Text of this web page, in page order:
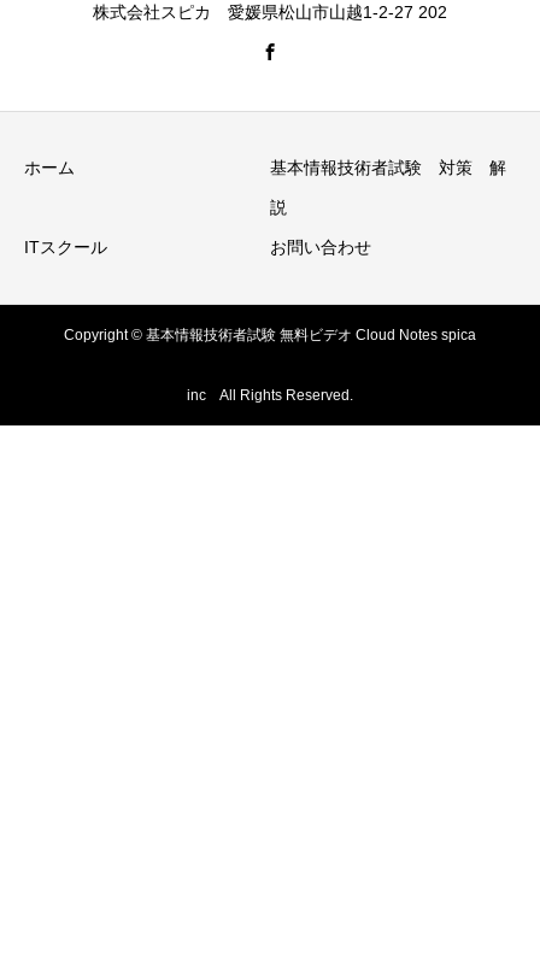
株式会社スピカ 愛媛県松山市山越1-2-27 202
ホーム 基本情報技術者試験 対策 解
説
ITスクール お問い合わせ
Copyright © 基本情報技術者試験 無料ビデオ Cloud Notes spica
inc All Rights Reserved.